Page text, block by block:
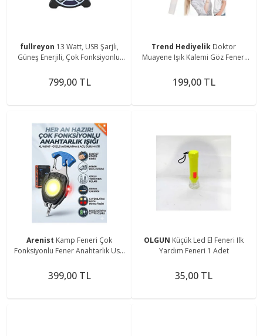
fullreyon 13 Watt, USB Şarjlı,
Güneş Enerjili, Çok Fonksiyonlu,
Kamp Feneri
799,00 TL
Trend Hediyelik Doktor
Muayene Işık Kalemi Göz Feneri
Kalemi Penlight
199,00 TL
Arenist Kamp Feneri Çok
Fonksiyonlu Fener Anahtarlık Usb
Tornavida Açacak
399,00 TL
OLGUN Küçük Led El Feneri Ilk
Yardım Feneri 1 Adet
35,00 TL